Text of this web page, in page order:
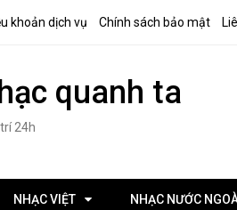
khoản dịch vụ Chính sách bảo mật
quanh ta
24h
NHẠC VIỆT NHẠC NƯỚC